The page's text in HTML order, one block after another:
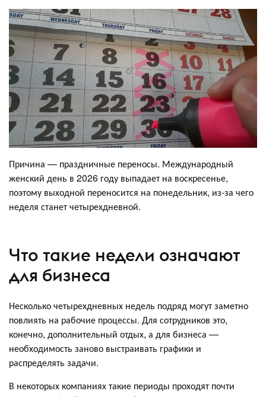
Причина — праздничные переносы. Международный
женский день в 2026 году выпадает на воскресенье,
поэтому выходной переносится на понедельник, из-за чего
неделя станет четырехдневной.
Что такие недели означают
для бизнеса
Несколько четырехдневных недель подряд могут заметно
повлиять на рабочие процессы. Для сотрудников это,
конечно, дополнительный отдых, а для бизнеса —
необходимость заново выстраивать графики и
распределять задачи.
В некоторых компаниях такие периоды проходят почти